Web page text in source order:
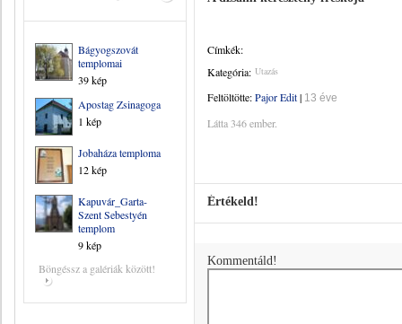
Bágyogszovát
templomai
39 kép
Apostag Zsinagoga
1 kép
Jobaháza temploma
12 kép
Kapuvár_Garta-
Szent Sebestyén
templom
9 kép
Böngéssz a galériák között!
Címkék:
Kategória: Utazás
Feltöltötte:Pajor Edit| 13 éve
Látta 346 ember.
Értékeld!
Kommentáld!